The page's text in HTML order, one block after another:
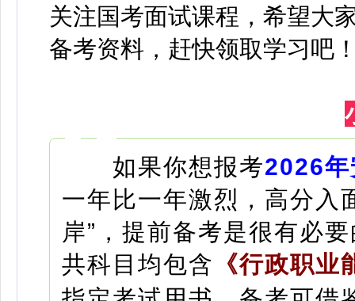
关注国考面试课程，希望大
备考资料，赶快领取学习吧
如果你想报考2026年
一年比一年激烈，高分入
岸”，提前备考是很有必
共科目均包含 《行政职